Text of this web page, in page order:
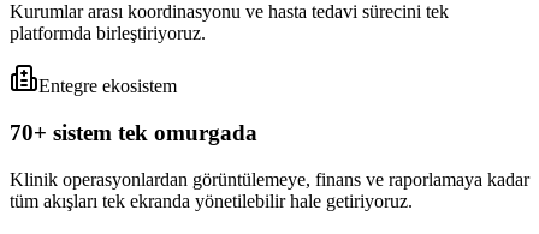
Kurumlar arası koordinasyonu ve hasta tedavi sürecini tek
platformda birleştiriyoruz.
Entegre ekosistem
70+ sistem tek omurgada
Klinik operasyonlardan görüntülemeye, finans ve raporlamaya kadar
tüm akışları tek ekranda yönetilebilir hale getiriyoruz.